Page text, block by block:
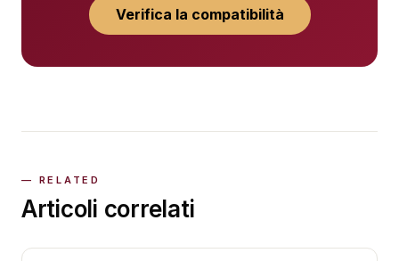
Verifica la compatibilità
Articoli correlati